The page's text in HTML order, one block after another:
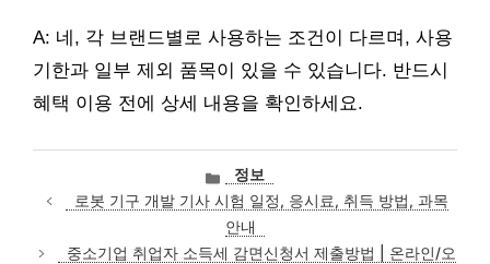
A: 네, 각 브랜드별로 사용하는 조건이 다르며, 사용
기한과 일부 제외 품목이 있을 수 있습니다. 반드시
혜택 이용 전에 상세 내용을 확인하세요.
카
테
고
리
정보
로봇 기구 개발 기사 시험 일정, 응시료, 취득 방법, 과목
안내
중소기업 취업자 소득세 감면신청서 제출방법 | 온라인/오